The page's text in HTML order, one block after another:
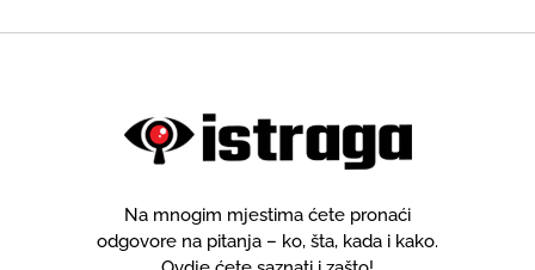
Na mnogim mjestima ćete pronaći
odgovore na pitanja – ko, šta, kada i kako.